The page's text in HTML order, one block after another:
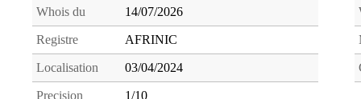
Whois du 14/07/2026
Registre AFRINIC
Localisation 03/04/2024
Precision 1/10